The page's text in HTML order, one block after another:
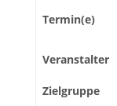
Termin(e)
Veranstalter
Zielgruppe